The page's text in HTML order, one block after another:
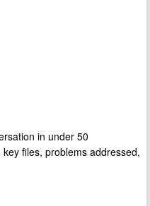
in under 50
files, problems addressed,